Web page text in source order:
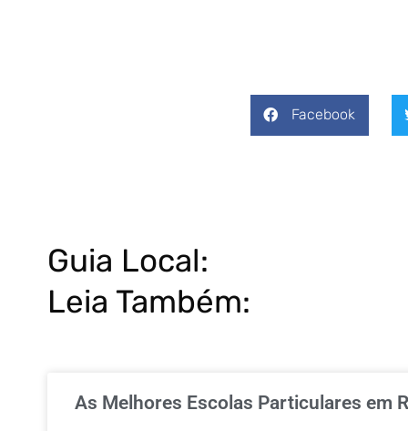
Facebook
Guia Local:
Leia Também:
As Melhores Escolas Particulares em